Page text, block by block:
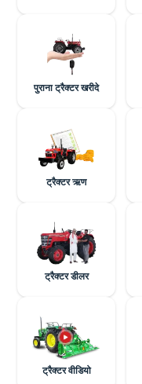
पुराना ट्रैक्टर खरीदे
ट्रैक्टर ऋण
ट्रैक्टर डीलर
ट्रैक्टर वीडियो